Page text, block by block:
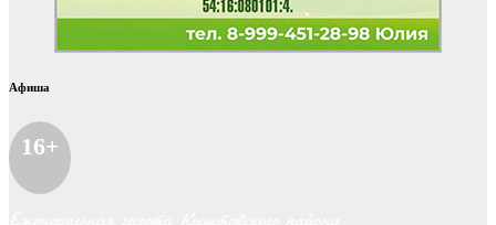
Афиша
16+